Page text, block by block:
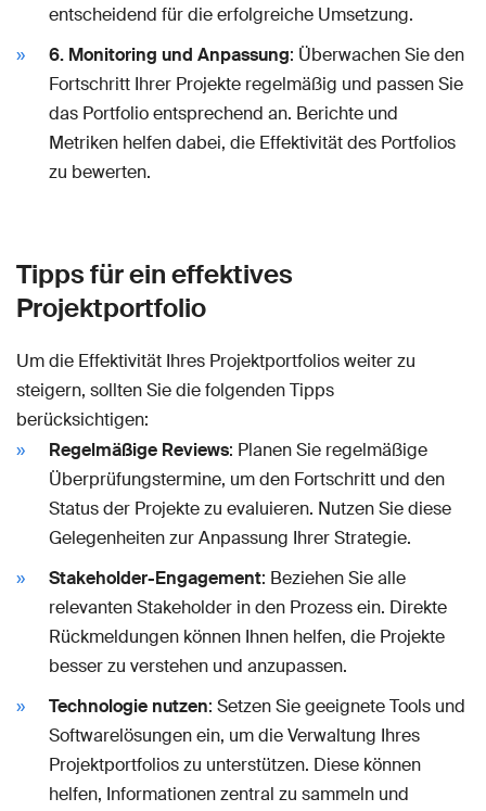
entscheidend für die erfolgreiche Umsetzung.
6. Monitoring und Anpassung: Überwachen Sie den
Fortschritt Ihrer Projekte regelmäßig und passen Sie
das Portfolio entsprechend an. Berichte und
Metriken helfen dabei, die Effektivität des Portfolios
zu bewerten.
Tipps für ein effektives
Projektportfolio
Um die Effektivität Ihres Projektportfolios weiter zu
steigern, sollten Sie die folgenden Tipps
berücksichtigen:
Regelmäßige Reviews: Planen Sie regelmäßige
Überprüfungstermine, um den Fortschritt und den
Status der Projekte zu evaluieren. Nutzen Sie diese
Gelegenheiten zur Anpassung Ihrer Strategie.
Stakeholder-Engagement: Beziehen Sie alle
relevanten Stakeholder in den Prozess ein. Direkte
Rückmeldungen können Ihnen helfen, die Projekte
besser zu verstehen und anzupassen.
Technologie nutzen: Setzen Sie geeignete Tools und
Softwarelösungen ein, um die Verwaltung Ihres
Projektportfolios zu unterstützen. Diese können
helfen, Informationen zentral zu sammeln und